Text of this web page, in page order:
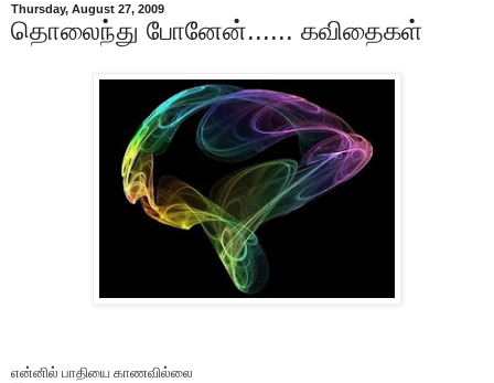
Thursday, August 27, 2009
தொலைந்து போனேன்...... கவிதைகள்
என்னில் பாதியை காணவில்லை